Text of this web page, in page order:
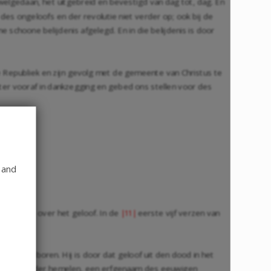
ongeloofs en der revolutie niet verder op; ook bij de
belijdenis afgelegd. En in die belijdenis is door
en zijn gevolg met de gemeente van Christus te
vooraf in dankzegging en gebed ons stellen voor des
handelt over het geloof. In de |11| eerste vijf verzen van
God geboren. Hij is door dat geloof uit den dood in het
burger der hemelen, een erfgenaam des eeuwigen